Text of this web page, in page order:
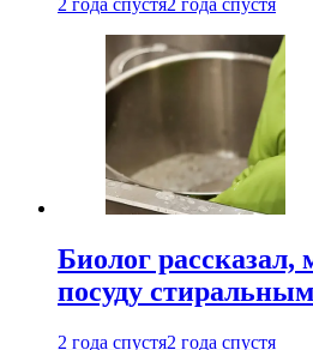
2 года спустя2 года спустя
Биолог
посуду
2 года спустя2 года спустя